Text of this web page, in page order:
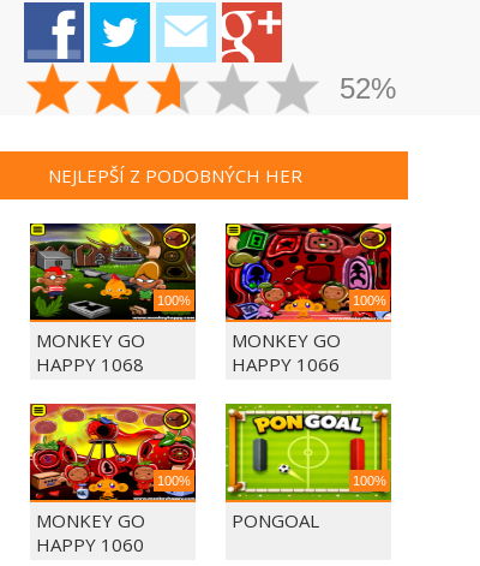
52%
NEJLEPŠÍ Z PODOBNÝCH HER
100%
MONKEY GO
HAPPY 1068
100%
MONKEY GO
HAPPY 1066
100%
MONKEY GO
HAPPY 1060
100%
PONGOAL